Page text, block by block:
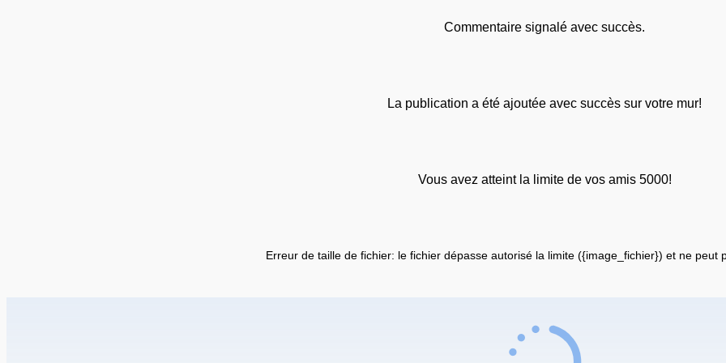
Commentaire signalé avec succès.
La publication a été ajoutée avec succès sur votre mur!
Vous avez atteint la limite de vos amis 5000!
Erreur de taille de fichier: le fichier dépasse autorisé la limite ({image_fichier}) et ne peut